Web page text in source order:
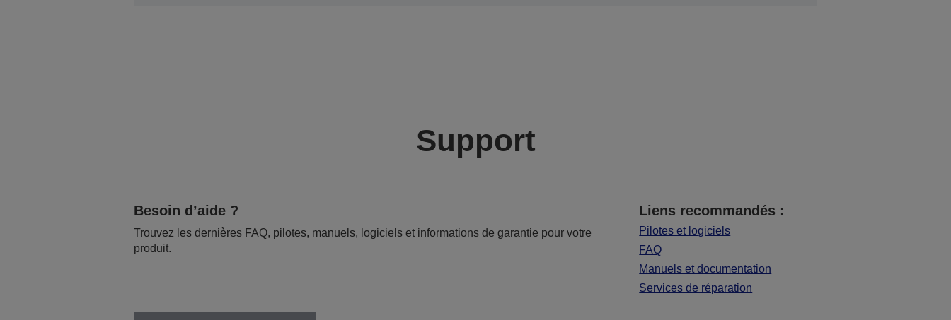
Support
Besoin d’aide ?
Trouvez les dernières FAQ, pilotes, manuels, logiciels et informations de garantie pour votre
produit.
Liens recommandés :
Pilotes et logiciels
FAQ
Manuels et documentation
Services de réparation